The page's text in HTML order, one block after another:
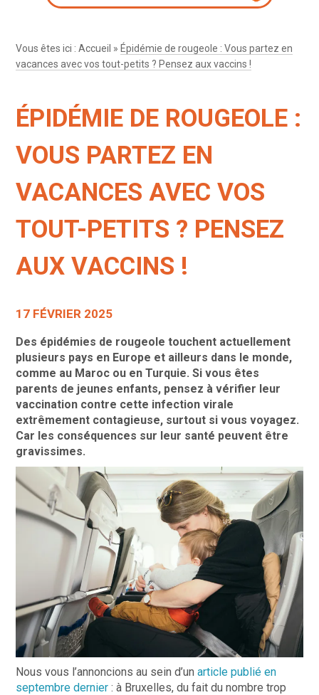
Vous êtes ici :Accueil » Épidémie de rougeole : Vous partez en
vacances avec vos tout-petits ? Pensez aux vaccins !
ÉPIDÉMIE DE ROUGEOLE :
VOUS PARTEZ EN
VACANCES AVEC VOS
TOUT-PETITS ? PENSEZ
AUX VACCINS !
17 FÉVRIER 2025
Des épidémies de rougeole touchent actuellement
plusieurs pays en Europe et ailleurs dans le monde,
comme au Maroc ou en Turquie. Si vous êtes
parents de jeunes enfants, pensez à vérifier leur
vaccination contre cette infection virale
extrêmement contagieuse, surtout si vous voyagez.
Car les conséquences sur leur santé peuvent être
gravissimes.
Nous vous l’annoncions au sein d’unarticle publié en
septembre dernier : à Bruxelles, du fait du nombre trop